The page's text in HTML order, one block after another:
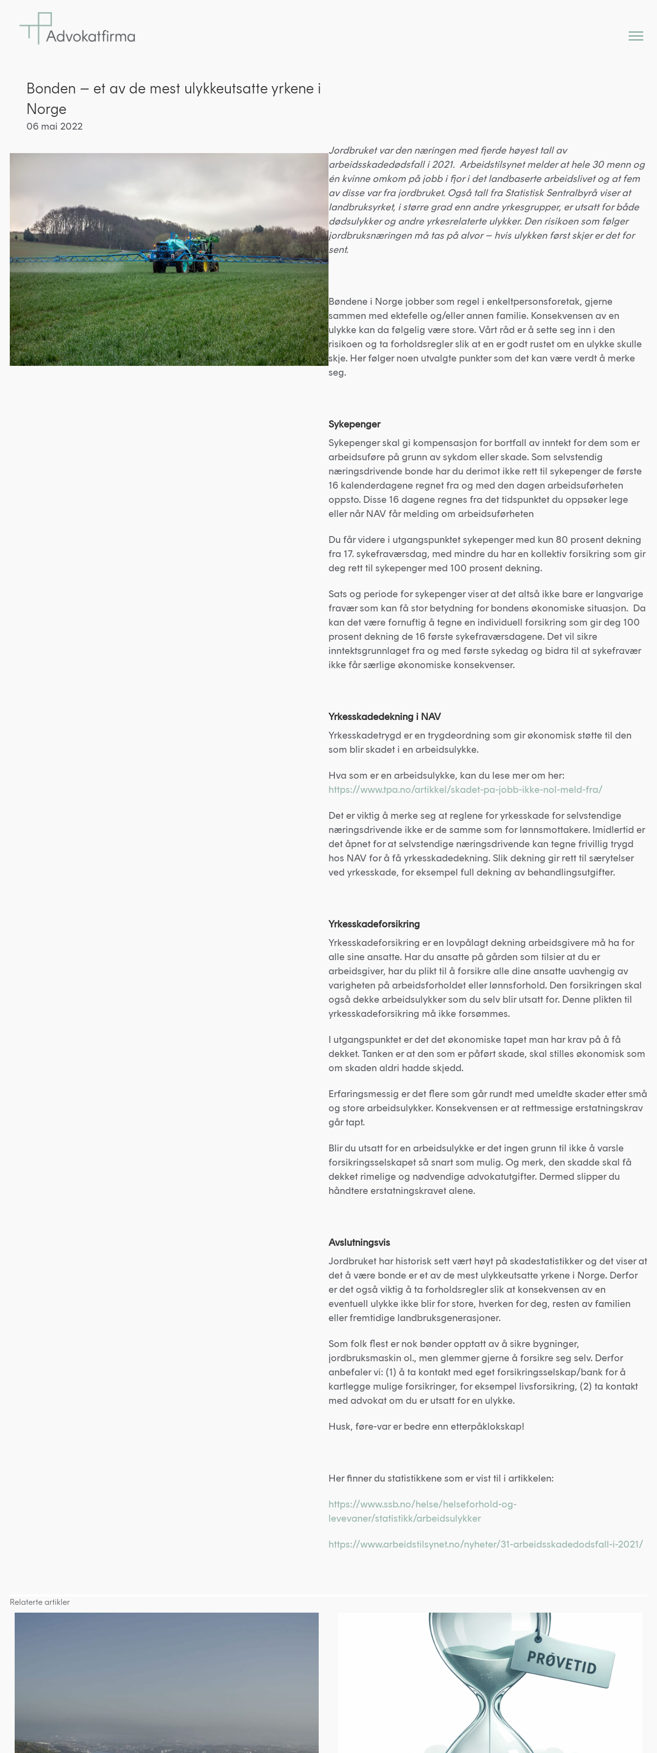
Bonden – et av de mest ulykkeutsatte yrkene i
Norge
06 mai 2022
Jordbruket var den næringen med fjerde høyest tall av
arbeidsskadedødsfall i 2021. Arbeidstilsynet melder at hele 30 menn og
én kvinne omkom på jobb i fjor i det landbaserte arbeidslivet og at fem
av disse var fra jordbruket. Også tall fra Statistisk Sentralbyrå viser at
landbruksyrket, i større grad enn andre yrkesgrupper, er utsatt for både
dødsulykker og andre yrkesrelaterte ulykker. Den risikoen som følger
jordbruksnæringen må tas på alvor – hvis ulykken først skjer er det for
sent.
Bøndene i Norge jobber som regel i enkeltpersonsforetak, gjerne
sammen med ektefelle og/eller annen familie. Konsekvensen av en
ulykke kan da følgelig være store. Vårt råd er å sette seg inn i den
risikoen og ta forholdsregler slik at en er godt rustet om en ulykke skulle
skje. Her følger noen utvalgte punkter som det kan være verdt å merke
seg.
Sykepenger
Sykepenger skal gi kompensasjon for bortfall av inntekt for dem som er
arbeidsuføre på grunn av sykdom eller skade. Som selvstendig
næringsdrivende bonde har du derimot ikke rett til sykepenger de første
16 kalenderdagene regnet fra og med den dagen arbeidsuførheten
oppsto. Disse 16 dagene regnes fra det tidspunktet du oppsøker lege
eller når NAV får melding om arbeidsuførheten
Du får videre i utgangspunktet sykepenger med kun 80 prosent dekning
fra 17. sykefraværsdag, med mindre du har en kollektiv forsikring som gir
deg rett til syke­penger med 100 prosent dekning.
Sats og periode for sykepenger viser at det altså ikke bare er langvarige
fravær som kan få stor betydning for bondens økonomiske situasjon. Da
kan det være fornuftig å tegne en individuell forsikring som gir deg 100
prosent dekning de 16 første sykefraværsdagene. Det vil sikre
inntektsgrunnlaget fra og med første sykedag og bidra til at sykefravær
ikke får særlige økonomiske konsekvenser.
Yrkesskadedekning i NAV
Yrkesskadetrygd er en trygdeordning som gir økonomisk støtte til den
som blir skadet i en arbeidsulykke.
Hva som er en arbeidsulykke, kan du lese mer om her:
https://www.tpa.no/artikkel/skadet-pa-jobb-ikke-nol-meld-fra/
Det er viktig å merke seg at reglene for yrkesskade for selvstendige
næringsdrivende ikke er de samme som for lønnsmottakere. Imidlertid er
det åpnet for at selvstendige næringsdrivende kan tegne frivillig trygd
hos NAV for å få yrkesskadedekning. Slik dekning gir rett til særytelser
ved yrkesskade, for eksempel full dekning av behandlingsutgifter.
Yrkesskadeforsikring
Yrkesskadeforsikring er en lovpålagt dekning arbeidsgivere må ha for
alle sine ansatte. Har du ansatte på gården som tilsier at du er
arbeidsgiver, har du plikt til å forsikre alle dine ansatte uavhengig av
varigheten på arbeidsforholdet eller lønnsforhold. Den forsikringen skal
også dekke arbeidsulykker som du selv blir utsatt for. Denne plikten til
yrkesskadeforsikring må ikke forsømmes.
I utgangspunktet er det det økonomiske tapet man har krav på å få
dekket. Tanken er at den som er påført skade, skal stilles økonomisk som
om skaden aldri hadde skjedd.
Erfaringsmessig er det flere som går rundt med umeldte skader etter små
og store arbeidsulykker. Konsekvensen er at rettmessige erstatningskrav
går tapt.
Blir du utsatt for en arbeidsulykke er det ingen grunn til ikke å varsle
forsikringsselskapet så snart som mulig. Og merk, den skadde skal få
dekket rimelige og nødvendige advokatutgifter. Dermed slipper du
håndtere erstatningskravet alene.
Avslutningsvis
Jordbruket har historisk sett vært høyt på skadestatistikker og det viser at
det å være bonde er et av de mest ulykkeutsatte yrkene i Norge. Derfor
er det også viktig å ta forholdsregler slik at konsekvensen av en
eventuell ulykke ikke blir for store, hverken for deg, resten av familien
eller fremtidige landbruksgenerasjoner.
Som folk flest er nok bønder opptatt av å sikre bygninger,
jordbruksmaskin ol., men glemmer gjerne å forsikre seg selv. Derfor
anbefaler vi: (1) å ta kontakt med eget forsikringsselskap/bank for å
kartlegge mulige forsikringer, for eksempel livsforsikring, (2) ta kontakt
med advokat om du er utsatt for en ulykke.
Husk, føre-var er bedre enn etterpåklokskap!
Her finner du statistikkene som er vist til i artikkelen:
https://www.ssb.no/helse/helseforhold-og-
levevaner/statistikk/arbeidsulykker
https://www.arbeidstilsynet.no/nyheter/31-arbeidsskadedodsfall-i-2021/
Relaterte artikler